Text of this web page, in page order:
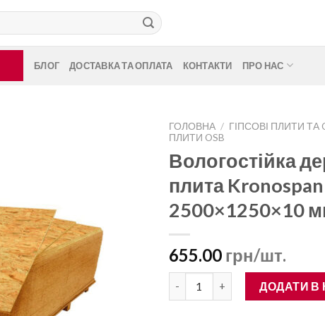
БЛОГ ДОСТАВКА ТА ОПЛАТА КОНТАКТИ ПРО НАС
ГОЛОВНА / ГІПСОВІ ПЛИТИ ТА
ПЛИТИ OSB
Вологостійка
плита Kronospan
2500×1250×10
655.00 грн/шт.
Вологостійка деревна плита
ДОДАТИ В